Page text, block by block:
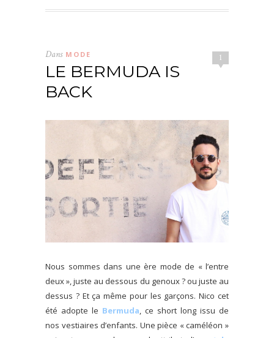
1
Dans MODE
LE BERMUDA IS
BACK
Nous sommes dans une ère mode de « l’entre
deux », juste au dessous du genoux ? ou juste au
dessus ? Et ça même pour les garçons. Nico cet
été adopte le Bermuda, ce short long issu de
nos vestiaires d’enfants. Une pièce « caméléon »